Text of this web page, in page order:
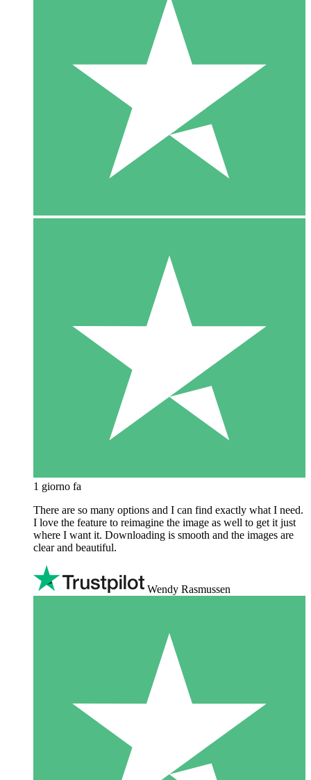
1 giorno fa
There are so many options and I can find exactly what I need.
I love the feature to reimagine the image as well to get it just
where I want it. Downloading is smooth and the images are
clear and beautiful.
Wendy Rasmussen